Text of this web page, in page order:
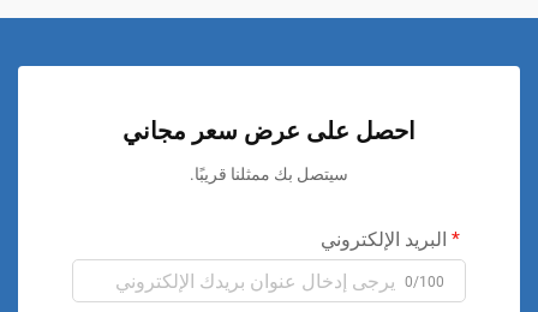
احصل على عرض سعر مجاني
سيتصل بك ممثلنا قريبًا.
البريد الإلكتروني
0/100